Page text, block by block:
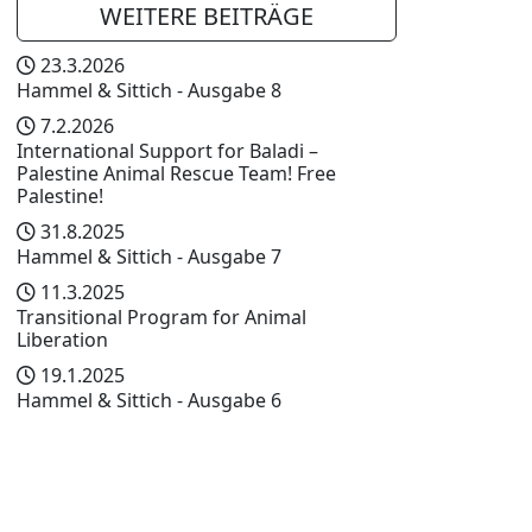
WEITERE BEITRÄGE
23.3.2026
Hammel & Sittich - Ausgabe 8
7.2.2026
International Support for Baladi –
Palestine Animal Rescue Team! Free
Palestine!
31.8.2025
Hammel & Sittich - Ausgabe 7
11.3.2025
Transitional Program for Animal
Liberation
19.1.2025
Hammel & Sittich - Ausgabe 6